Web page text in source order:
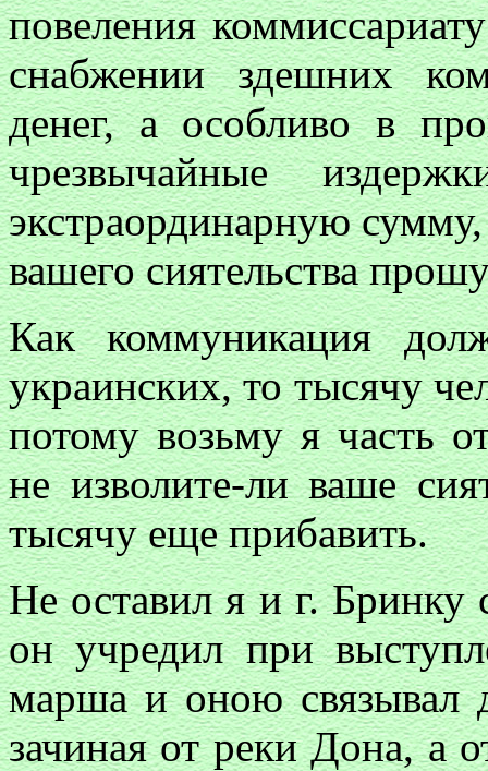
повеления
снабжении здешних
денег, а особливо в
чрезвычайные
экстраординарную
вашего сиятельства
Как коммуникация
украинских, то тысячу
потому возьму я часть
не изволите-ли ваше
тысячу еще прибавить.
Не оставил я и г. Бринку
он учредил при
марша и оною связывал
зачиная от реки Дона, а